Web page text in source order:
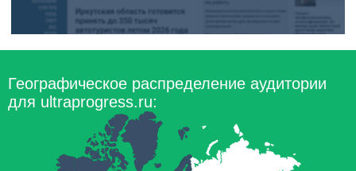
Географическое распределение аудитории
для ultraprogress.ru: